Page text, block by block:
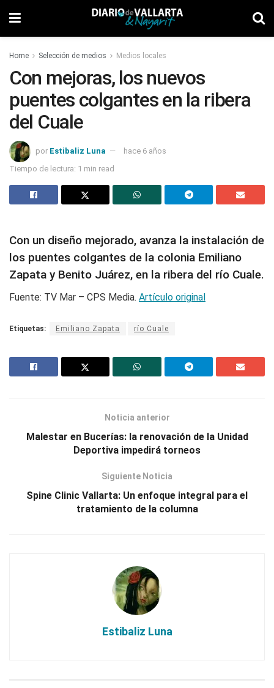
Home Selección de medios Medios locales
Con mejoras, los nuevos
puentes colgantes en la ribera
del Cuale
por Estibaliz Luna
hace 6 años
Tiempo de lectura: 1 min read
Con un diseño mejorado, avanza la instalación de
los puentes colgantes de la colonia Emiliano
Zapata y Benito Juárez, en la ribera del río Cuale.
Fuente: TV Mar – CPS Media. Artículo original
Etiquetas: Emiliano Zapata río Cuale
Noticia anterior
Malestar en Bucerías: la renovación de la Unidad
Deportiva impedirá torneos
Siguiente Noticia
Spine Clinic Vallarta: Un enfoque integral para el
tratamiento de la columna
Estibaliz Luna